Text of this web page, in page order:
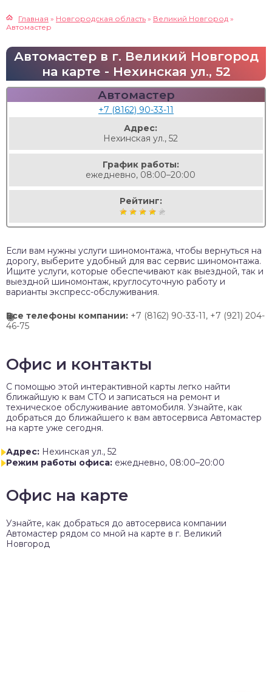
Главная » Новгородская область » Великий Новгород »
Автомастер
Автомастер в г. Великий Новгород
на карте - Нехинская ул., 52
Автомастер
+7 (8162) 90-33-11
Адрес:
Нехинская ул., 52
График работы:
ежедневно, 08:00–20:00
Рейтинг:
Если вам нужны услуги шиномонтажа, чтобы вернуться на
дорогу, выберите удобный для вас сервис шиномонтажа.
Ищите услуги, которые обеспечивают как выездной, так и
выездной шиномонтаж, круглосуточную работу и
варианты экспресс-обслуживания.
Все телефоны компании: +7 (8162) 90-33-11, +7 (921) 204-
46-75
Офис и контакты
C помощью этой интерактивной карты легко найти
ближайшую к вам СТО и записаться на ремонт и
техническое обслуживание автомобиля. Узнайте, как
добраться до ближайшего к вам автосервиса Автомастер
на карте уже сегодня.
Адрес: Нехинская ул., 52
Режим работы офиса: ежедневно, 08:00–20:00
Офис на карте
Узнайте, как добраться до автосервиса компании
Автомастер рядом со мной на карте в г. Великий
Новгород